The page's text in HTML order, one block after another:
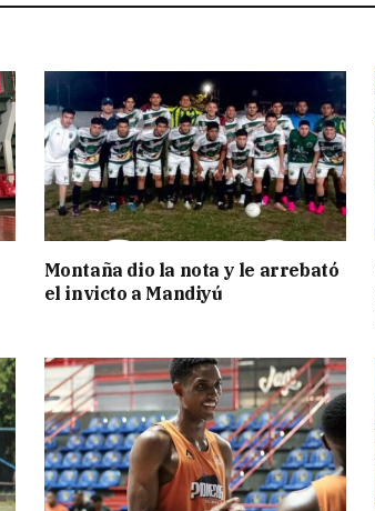
Montaña dio la nota y le arrebató
el invicto a Mandiyú